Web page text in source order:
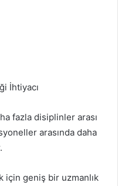
İhtiyacı
fazla disiplinler arası
arasında daha
için geniş bir uzmanlık